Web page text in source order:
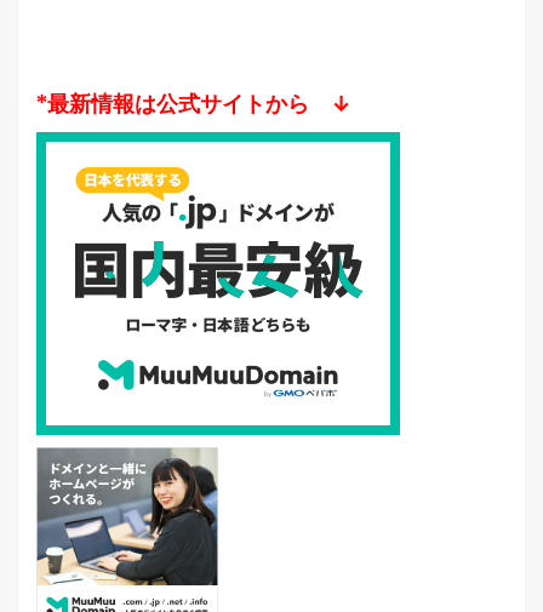
*最新情報は公式サイトから ↓